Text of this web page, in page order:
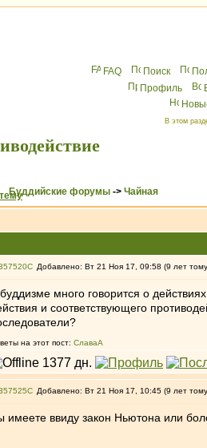
FAQ Поиск
Профиль
В этом
Буддийские форумы -> Чайная
Добавлено: Вт 21 Ноя 17, 09:58 (9 лет
много говорится о
и соответствующего
на этот пост: СлаваА
Добавлено: Вт 21 Ноя 17, 10:45 (9 лет
имеете ввиду закон Ньютона или